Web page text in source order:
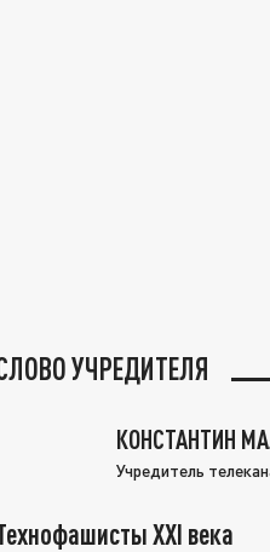
УЧРЕДИТЕЛЯ
КОНСТАНТИН
Учредитель
XXI века